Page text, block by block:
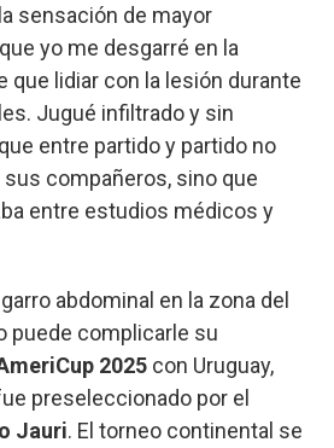
sensación de mayor
yo me desgarré en la
que lidiar con la lesión durante
Jugué infiltrado y sin
entre partido y partido no
compañeros, sino que
entre estudios médicos y
abdominal en la zona del
puede complicarle su
2025 con Uruguay,
preseleccionado por el
Jauri. El torneo continental se